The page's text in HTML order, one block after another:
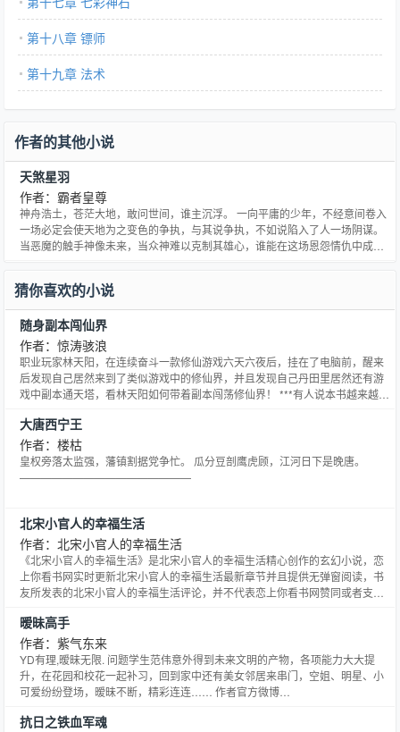
第十八章 镖师
第十九章 法术
作者的其他小说
天煞星羽
作者：霸者皇尊
神舟浩土，苍茫大地，敢问世间，谁主沉浮。 一向平庸的少年，不经意间卷入
一场必定会使天地为之变色的争执，与其说争执，不如说陷入了人一场阴谋。
当恶魔的触手神像未来，当众神难以克制其雄心，谁能在这场恩怨情仇中成为
猜你喜欢的小说
随身副本闯仙界
作者：惊涛骇浪
职业玩家林天阳，在连续奋斗一款修仙游戏六天六夜后，挂在了电脑前，醒来
后发现自己居然来到了类似游戏中的修仙界，并且发现自己丹田里居然还有游
戏中副本通天塔，看林天阳如何带着副本闯荡修仙界！ ***有人说本书越来越像
大唐西宁王
作者：楼枯
皇权旁落太监强，藩镇割据党争忙。 瓜分豆剖鹰虎顾，江河日下是晚唐。
————————————————
北宋小官人的幸福生活
作者：北宋小官人的幸福生活
《北宋小官人的幸福生活》是北宋小官人的幸福生活精心创作的玄幻小说，恋
上你看书网实时更新北宋小官人的幸福生活最新章节并且提供无弹窗阅读，书
友所发表的北宋小官人的幸福生活评论，并不代表恋上你看书网赞同或者支持
暧昧高手
作者：紫气东来
YD有理,暧昧无限. 问题学生范伟意外得到未来文明的产物，各项能力大大提
升，在花园和校花一起补习，回到家中还有美女邻居来串门，空姐、明星、小
可爱纷纷登场，暧昧不断，精彩连连…… 作者官方微博
抗日之铁血军魂